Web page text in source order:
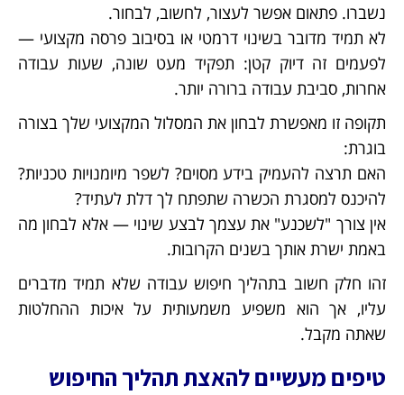
נשברו. פתאום אפשר לעצור, לחשוב, לבחור.
לא תמיד מדובר בשינוי דרמטי או בסיבוב פרסה מקצועי —
לפעמים זה דיוק קטן: תפקיד מעט שונה, שעות עבודה
אחרות, סביבת עבודה ברורה יותר.
תקופה זו מאפשרת לבחון את המסלול המקצועי שלך בצורה
בוגרת:
האם תרצה להעמיק בידע מסוים? לשפר מיומנויות טכניות?
להיכנס למסגרת הכשרה שתפתח לך דלת לעתיד?
אין צורך "לשכנע" את עצמך לבצע שינוי — אלא לבחון מה
באמת ישרת אותך בשנים הקרובות.
זהו חלק חשוב בתהליך חיפוש עבודה שלא תמיד מדברים
עליו, אך הוא משפיע משמעותית על איכות ההחלטות
שאתה מקבל.
טיפים מעשיים להאצת תהליך החיפוש